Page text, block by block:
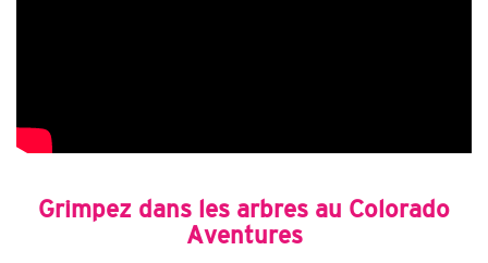
Grimpez dans les arbres au Colorado
Aventures